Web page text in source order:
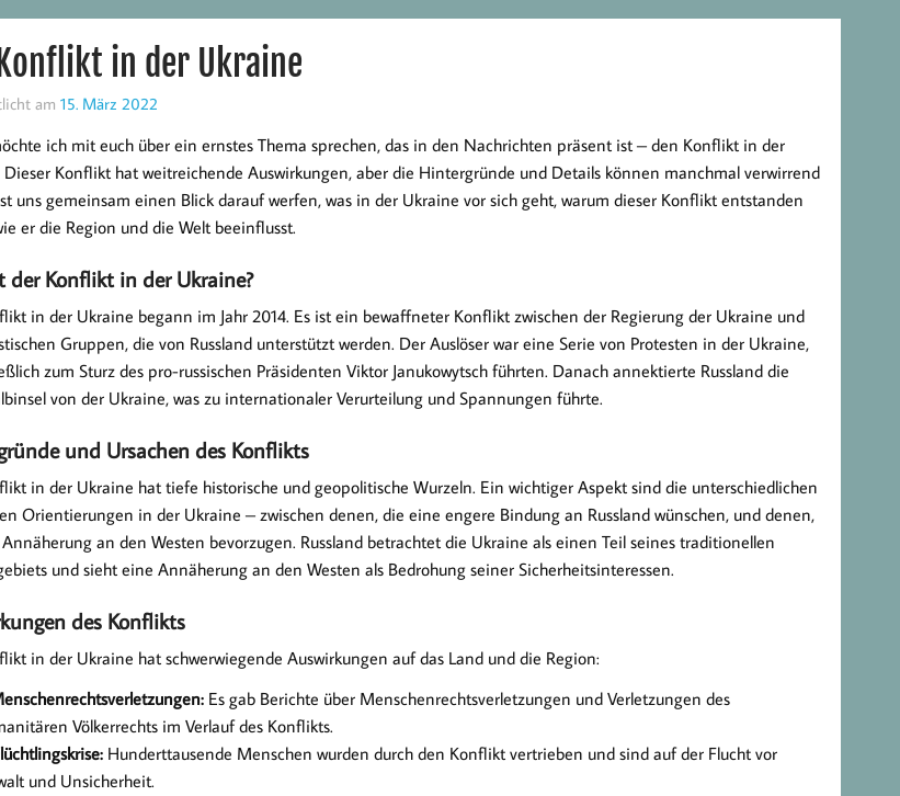
in der Ukraine
am 15. März 2022
ich mit euch über ein ernstes Thema sprechen, das in den Nachrichten präsent ist – den Konflikt in der
Dieser Konflikt hat weitreichende Auswirkungen, aber die Hintergründe und Details können manchmal verwirrend
uns gemeinsam einen Blick darauf werfen, was in der Ukraine vor sich geht, warum dieser Konflikt entstanden
er die Region und die Welt beeinflusst.
der Konflikt in der Ukraine?
in der Ukraine begann im Jahr 2014. Es ist ein bewaffneter Konflikt zwischen der Regierung der Ukraine und
Gruppen, die von Russland unterstützt werden. Der Auslöser war eine Serie von Protesten in der Ukraine,
zum Sturz des pro-russischen Präsidenten Viktor Janukowytsch führten. Danach annektierte Russland die
von der Ukraine, was zu internationaler Verurteilung und Spannungen führte.
und Ursachen des Konflikts
in der Ukraine hat tiefe historische und geopolitische Wurzeln. Ein wichtiger Aspekt sind die unterschiedlichen
Orientierungen in der Ukraine – zwischen denen, die eine engere Bindung an Russland wünschen, und denen,
an den Westen bevorzugen. Russland betrachtet die Ukraine als einen Teil seines traditionellen
und sieht eine Annäherung an den Westen als Bedrohung seiner Sicherheitsinteressen.
des Konflikts
in der Ukraine hat schwerwiegende Auswirkungen auf das Land und die Region:
Es gab Berichte über Menschenrechtsverletzungen und Verletzungen des
Völkerrechts im Verlauf des Konflikts.
Hunderttausende Menschen wurden durch den Konflikt vertrieben und sind auf der Flucht vor
und Unsicherheit.